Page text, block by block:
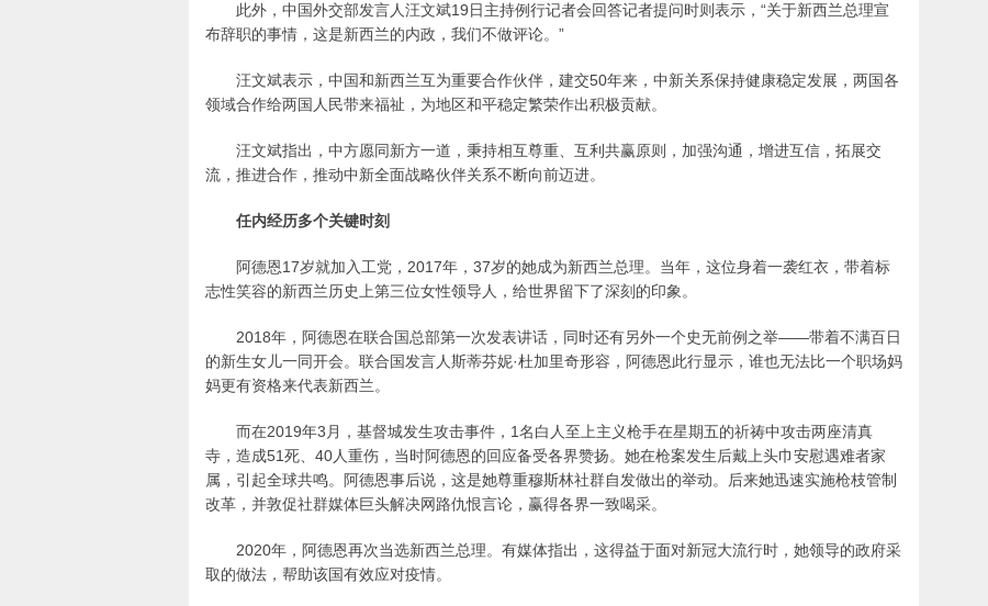
此外，中国外交部发言人汪文斌19日主持例行记者会回答记者提问时则表示，“关于新西兰总理宣
布辞职的事情，这是新西兰的内政，我们不做评论。”
汪文斌表示，中国和新西兰互为重要合作伙伴，建交50年来，中新关系保持健康稳定发展，两国各
领域合作给两国人民带来福祉，为地区和平稳定繁荣作出积极贡献。
汪文斌指出，中方愿同新方一道，秉持相互尊重、互利共赢原则，加强沟通，增进互信，拓展交
流，推进合作，推动中新全面战略伙伴关系不断向前迈进。
任内经历多个关键时刻
阿德恩17岁就加入工党，2017年，37岁的她成为新西兰总理。当年，这位身着一袭红衣，带着标
志性笑容的新西兰历史上第三位女性领导人，给世界留下了深刻的印象。
2018年，阿德恩在联合国总部第一次发表讲话，同时还有另外一个史无前例之举——带着不满百日
的新生女儿一同开会。联合国发言人斯蒂芬妮·杜加里奇形容，阿德恩此行显示，谁也无法比一个职场妈
妈更有资格来代表新西兰。
而在2019年3月，基督城发生攻击事件，1名白人至上主义枪手在星期五的祈祷中攻击两座清真
寺，造成51死、40人重伤，当时阿德恩的回应备受各界赞扬。她在枪案发生后戴上头巾安慰遇难者家
属，引起全球共鸣。阿德恩事后说，这是她尊重穆斯林社群自发做出的举动。后来她迅速实施枪枝管制
改革，并敦促社群媒体巨头解决网路仇恨言论，赢得各界一致喝采。
2020年，阿德恩再次当选新西兰总理。有媒体指出，这得益于面对新冠大流行时，她领导的政府采
取的做法，帮助该国有效应对疫情。